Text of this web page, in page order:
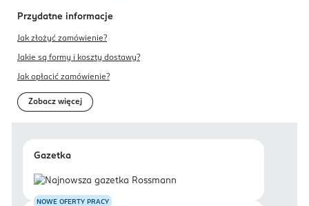
Przydatne informacje
Jak złożyć zamówienie?
Jakie są formy i koszty dostawy?
Jak opłacić zamówienie?
Zobacz więcej
Gazetka
NOWE OFERTY PRACY